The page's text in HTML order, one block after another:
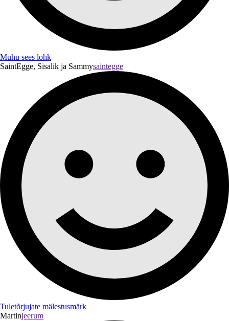
Muhu sees lohk
SaintEgge, Sisalik ja Sammysaintegge
Tuletõrjujate mälestusmärk
Martinjeerum